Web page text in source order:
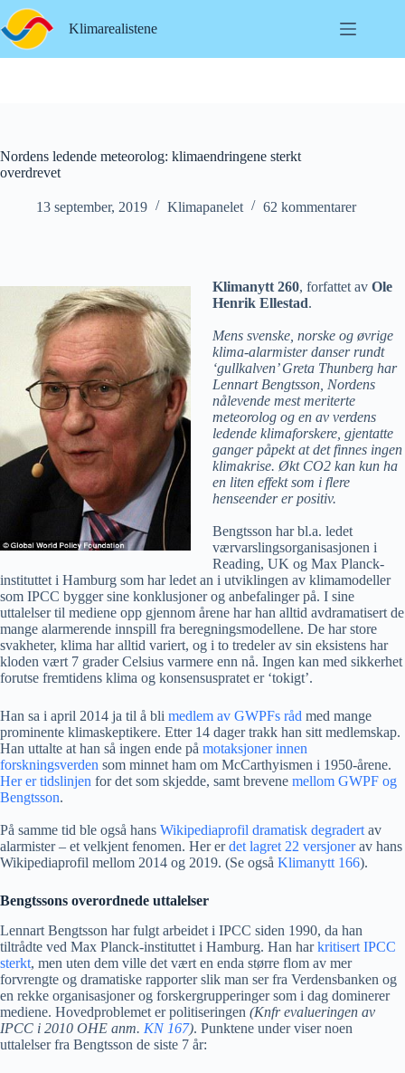
Hopp
til
innholdet
Klimarealistene
Nordens ledende meteorolog: klimaendringene sterkt
overdrevet
13 september, 2019 Klimapanelet 62 kommentarer
Klimanytt 260, forfattet av Ole
Henrik Ellestad.
Mens svenske, norske og øvrige
klima-alarmister danser rundt
‘gullkalven’ Greta Thunberg har
Lennart Bengtsson, Nordens
nålevende mest meriterte
meteorolog og en av verdens
ledende klimaforskere, gjentatte
ganger påpekt at det finnes ingen
klimakrise. Økt CO2 kan kun ha
en liten effekt som i flere
henseender er positiv.
Bengtsson har bl.a. ledet
værvarslingsorganisasjonen i
Reading, UK og Max Planck-
instituttet i Hamburg som har ledet an i utviklingen av klimamodeller
som IPCC bygger sine konklusjoner og anbefalinger på. I sine
uttalelser til mediene opp gjennom årene har han alltid avdramatisert de
mange alarmerende innspill fra beregningsmodellene. De har store
svakheter, klima har alltid variert, og i to tredeler av sin eksistens har
kloden vært 7 grader Celsius varmere enn nå. Ingen kan med sikkerhet
forutse fremtidens klima og konsensuspratet er ‘tokigt’.
Han sa i april 2014 ja til å bli medlem av GWPFs råd med mange
prominente klimaskeptikere. Etter 14 dager trakk han sitt medlemskap.
Han uttalte at han så ingen ende på motaksjoner innen
forskningsverden som minnet ham om McCarthyismen i 1950-årene.
Her er tidslinjen for det som skjedde, samt brevene mellom GWPF og
Bengtsson.
På samme tid ble også hans Wikipediaprofil dramatisk degradert av
alarmister – et velkjent fenomen. Her erdet lagret 22 versjonerav hans
Wikipediaprofil mellom 2014 og 2019. (Se også Klimanytt 166).
Bengtssons overordnede uttalelser
Lennart Bengtsson har fulgt arbeidet i IPCC siden 1990, da han
tiltrådte ved Max Planck-instituttet i Hamburg. Han harkritisert IPCC
sterkt, men uten dem ville det vært en enda større flom av mer
forvrengte og dramatiske rapporter slik man ser fra Verdensbanken og
en rekke organisasjoner og forskergrupperinger som i dag dominerer
mediene. Hovedproblemet er politiseringen (Knfr evalueringen av
IPCC i 2010 OHE anm. KN 167). Punktene under viser noen
uttalelser fra Bengtsson de siste 7 år: